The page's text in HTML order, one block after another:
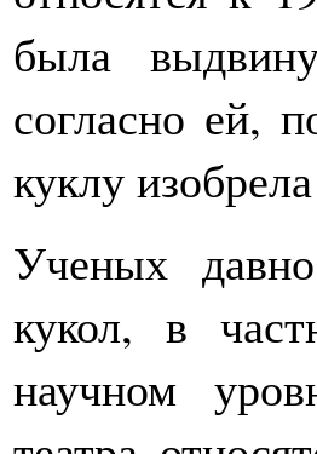
была
согласно ей,
куклу
Ученых
кукол, в
научном